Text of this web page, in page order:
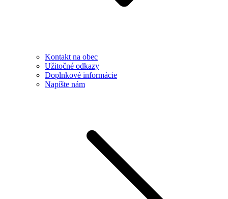
Kontakt na obec
Užitočné odkazy
Doplnkové informácie
Napíšte nám